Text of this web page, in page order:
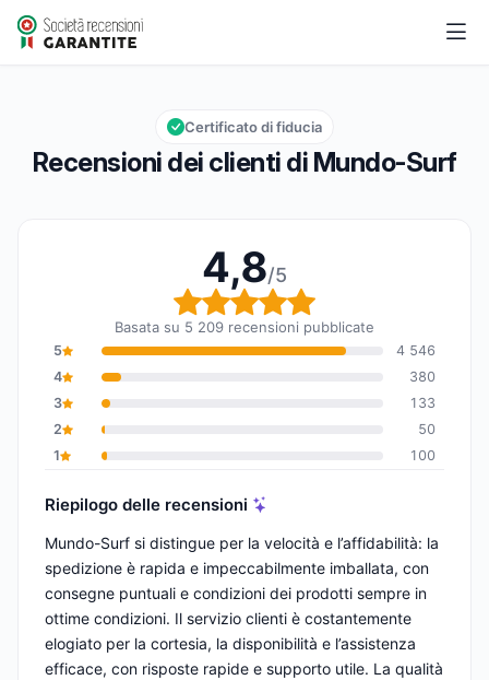
Mundo-Surf
Valutazione globale: 4,8 su 5
4,8/5
Recensioni dei clienti di Mundo-Surf
Certificato di fiducia
4,8/5
Valutazione globale:
Basata su 5 209 recensioni pubblicate
5
4 546
4
380
3
133
2
50
1
100
Riepilogo delle recensioni
Mundo-Surf si distingue per la velocità e l’affidabilità: la
spedizione è rapida e impeccabilmente imballata, con
consegne puntuali e condizioni dei prodotti sempre in
ottime condizioni. Il servizio clienti è costantemente
elogiato per la cortesia, la disponibilità e l’assistenza
efficace, con risposte rapide e supporto utile. La qualità